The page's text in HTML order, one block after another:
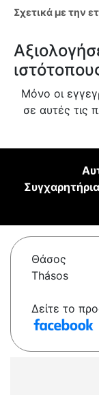
Σχετικά με την
Μόνο οι
σε αυτές τις
Θάσος
Thásos
Δείτε το